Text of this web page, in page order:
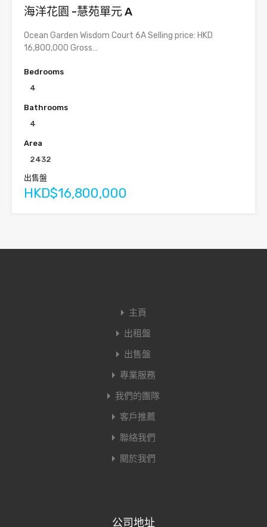
海洋花園 -慧苑單元 A
Ocean Garden Wisdom Court 6A Selling price: HKD
16,800,000 Gross…
Bedrooms
4
Bathrooms
4
Area
2432
出售盤
HKD$16,800,000
主頁
出租盤
出售盤
專業服務
我們的團隊
客戶推薦
聯絡我們
關於我們
公司地址